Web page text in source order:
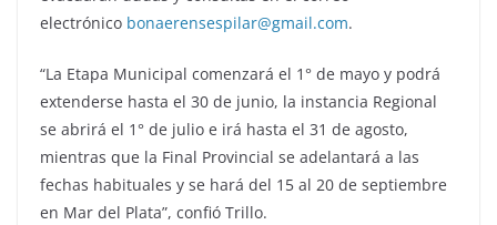
electrónico bonaerensespilar@gmail.com.
“La Etapa Municipal comenzará el 1° de mayo y podrá
extenderse hasta el 30 de junio, la instancia Regional
se abrirá el 1° de julio e irá hasta el 31 de agosto,
mientras que la Final Provincial se adelantará a las
fechas habituales y se hará del 15 al 20 de septiembre
en Mar del Plata”, confió Trillo.